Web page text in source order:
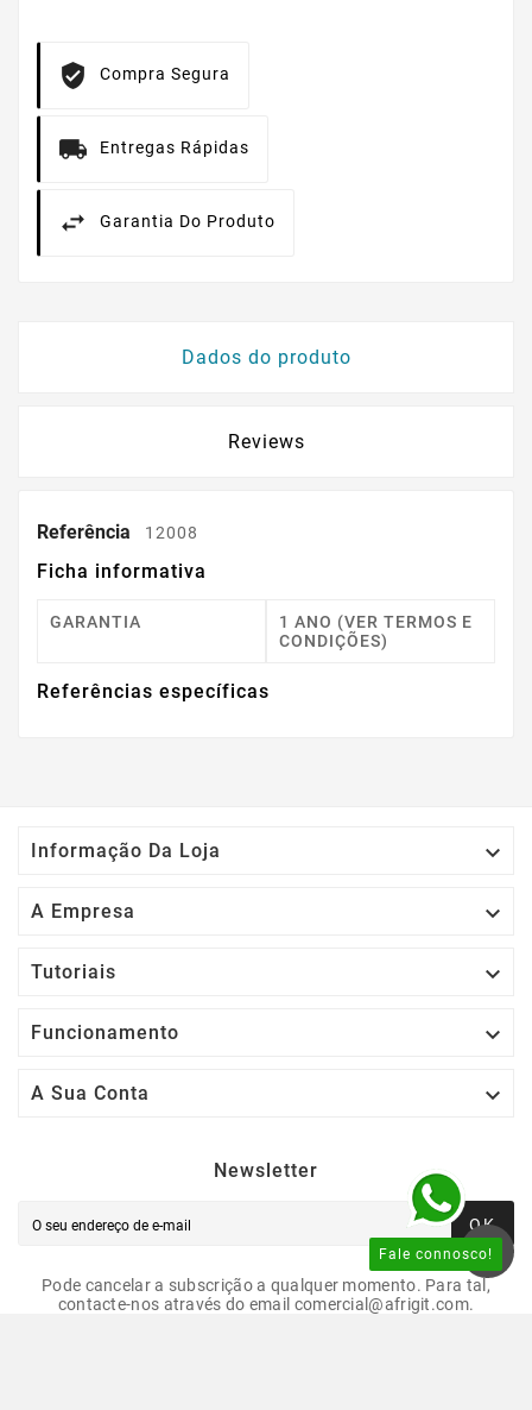
Compra Segura
Entregas Rápidas
Garantia Do Produto
Dados do produto
Reviews
Referência 12008
Ficha informativa
GARANTIA
1 ANO (VER TERMOS E
CONDIÇÕES)
Referências específicas
Informação Da Loja 
A Empresa 
Tutoriais 
Funcionamento 
A Sua Conta 
Newsletter
OK
Pode cancelar a subscrição a qualquer momento. Para tal,
contacte-nos através do email comercial@afrigit.com.
Fale connosco!